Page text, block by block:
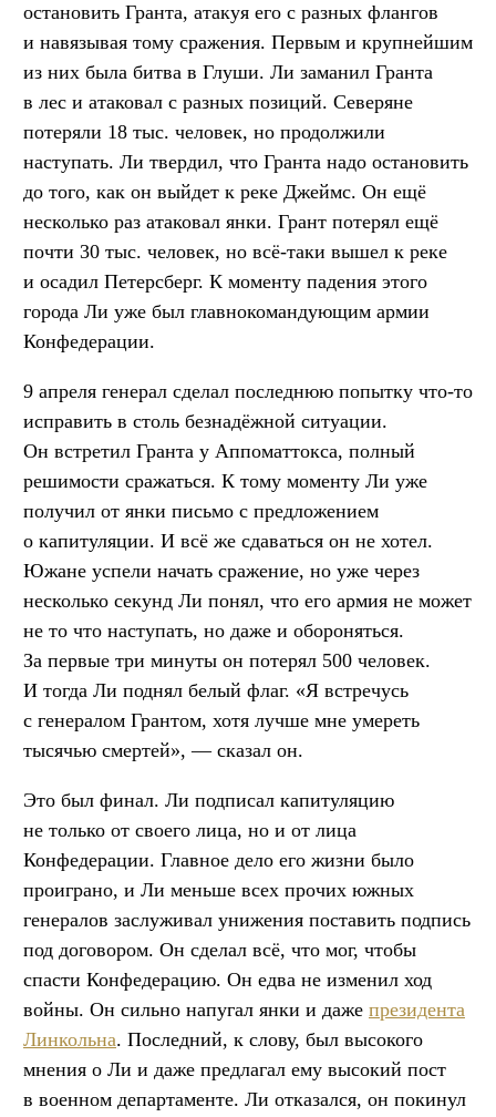
остановить Гранта, атакуя его с разных флангов
и навязывая тому сражения. Первым и крупнейшим
из них была битва в Глуши. Ли заманил Гранта
в лес и атаковал с разных позиций. Северяне
потеряли 18 тыс. человек, но продолжили
наступать. Ли твердил, что Гранта надо остановить
до того, как он выйдет к реке Джеймс. Он ещё
несколько раз атаковал янки. Грант потерял ещё
почти 30 тыс. человек, но всё-таки вышел к реке
и осадил Петерсберг. К моменту падения этого
города Ли уже был главнокомандующим армии
Конфедерации.
9 апреля генерал сделал последнюю попытку что-то
исправить в столь безнадёжной ситуации.
Он встретил Гранта у Аппоматтокса, полный
решимости сражаться. К тому моменту Ли уже
получил от янки письмо с предложением
о капитуляции. И всё же сдаваться он не хотел.
Южане успели начать сражение, но уже через
несколько секунд Ли понял, что его армия не может
не то что наступать, но даже и обороняться.
За первые три минуты он потерял 500 человек.
И тогда Ли поднял белый флаг. «Я встречусь
с генералом Грантом, хотя лучше мне умереть
тысячью смертей», — сказал он.
Это был финал. Ли подписал капитуляцию
не только от своего лица, но и от лица
Конфедерации. Главное дело его жизни было
проиграно, и Ли меньше всех прочих южных
генералов заслуживал унижения поставить подпись
под договором. Он сделал всё, что мог, чтобы
спасти Конфедерацию. Он едва не изменил ход
войны. Он сильно напугал янки и даже президента
Линкольна. Последний, к слову, был высокого
мнения о Ли и даже предлагал ему высокий пост
в военном департаменте. Ли отказался, он покинул